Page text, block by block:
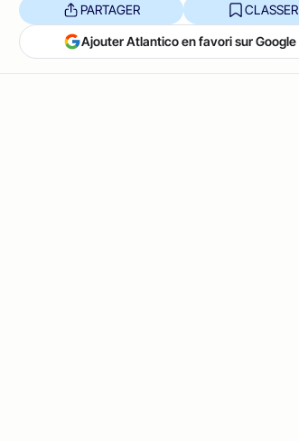
PARTAGER CLASSER
Ajouter Atlantico en favori sur Google